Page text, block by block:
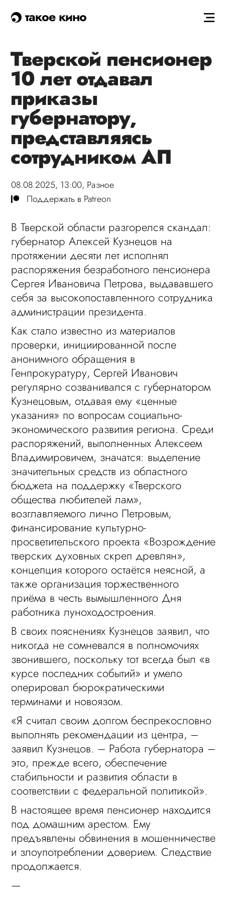
такое кино
Тверской пенсионер
10 лет отдавал
приказы
губернатору,
представляясь
сотрудником АП
08.08.2025, 13:00, Разное
Поддержать в Patreon
В Тверской области разгорелся скандал:
губернатор Алексей Кузнецов на
протяжении десяти лет исполнял
распоряжения безработного пенсионера
Сергея Ивановича Петрова, выдававшего
себя за высокопоставленного сотрудника
администрации президента.
Как стало известно из материалов
проверки, инициированной после
анонимного обращения в
Генпрокуратуру, Сергей Иванович
регулярно созванивался с губернатором
Кузнецовым, отдавая ему «ценные
указания» по вопросам социально-
экономического развития региона. Среди
распоряжений, выполненных Алексеем
Владимировичем, значатся: выделение
значительных средств из областного
бюджета на поддержку «Тверского
общества любителей лам»,
возглавляемого лично Петровым,
финансирование культурно-
просветительского проекта «Возрождение
тверских духовных скреп древлян»,
концепция которого остаётся неясной, а
также организация торжественного
приёма в честь вымышленного Дня
работника луноходостроения.
В своих пояснениях Кузнецов заявил, что
никогда не сомневался в полномочиях
звонившего, поскольку тот всегда был «в
курсе последних событий» и умело
оперировал бюрократическими
терминами и новоязом.
«Я считал своим долгом беспрекословно
выполнять рекомендации из центра, –
заявил Кузнецов. – Работа губернатора –
это, прежде всего, обеспечение
стабильности и развития области в
соответствии с федеральной политикой».
В настоящее время пенсионер находится
под домашним арестом. Ему
предъявлены обвинения в мошенничестве
и злоупотреблении доверием. Следствие
продолжается.
—